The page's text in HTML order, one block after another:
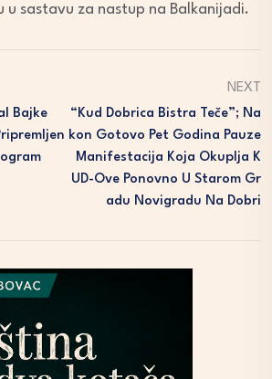
u sastavu za nastup na Balkanijadi.
Bajke
NEXT
“Kud Dobrica Bistra Teče”; Na
Kon Gotovo Pet Godina Pauze
Manifestacija Koja Okuplja K
UD-Ove Ponovno U Starom Gr
Adu Novigradu Na Dobri